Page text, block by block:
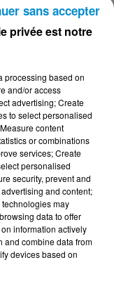
07/26
privée est notre
processing based on
and/or access
advertising; Create
to select personalised
content
or combinations
services; Create
personalised
security, prevent and
and content;
may
data to offer
information actively
and combine data from
devices based on
sans accepter